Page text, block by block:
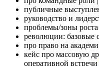
публичные
руководство и
проблемы/зоны
революции: базовые
про право на
кейс про массовую
оперативной встречи